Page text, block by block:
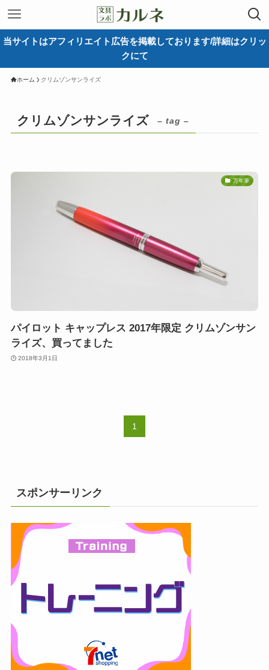
当サイトはアフィリエイト広告を掲載しております/詳細はクリッ
クにて
ホーム クリムゾンサンライズ
クリムゾンサンライズ – tag –
万年筆
パイロット キャップレス 2017年限定 クリムゾンサン
ライズ、買ってました
2018年3月1日
1
スポンサーリンク